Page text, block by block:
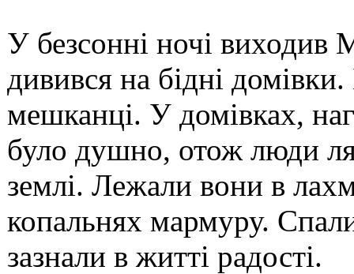
У безсонні ночі виходив
дивився на бідні
мешканці. У домівках,
було душно, отож люди
землі. Лежали вони в
копальнях мармуру.
зазнали в житті радості.